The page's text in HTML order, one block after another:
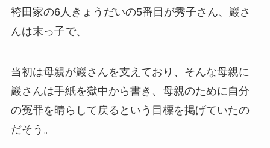
袴田家の6人きょうだいの5番目が秀子さん、巖さ
んは末っ子で、
当初は母親が巖さんを支えており、そんな母親に
巖さんは手紙を獄中から書き、母親のために自分
の冤罪を晴らして戻るという目標を掲げていたの
だそう。